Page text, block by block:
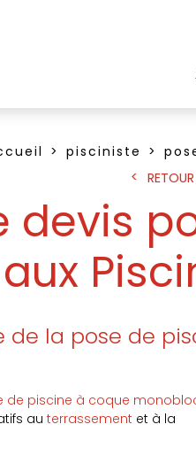
pisciniste
RETOUR
devis
de la pose de
de piscine à coque
au terrassement et à la